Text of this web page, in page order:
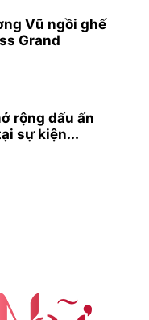
Vũ ngồi ghế
Grand
rộng dấu ấn
sự kiện...